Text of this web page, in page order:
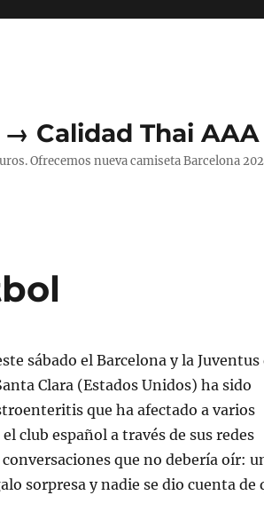
Calidad Thai
Ofrecemos nueva camiseta Barcelona
sábado el Barcelona y la Juventus
Clara (Estados Unidos) ha sido
que ha afectado a varios
club español a través de sus redes
que no debería oír:
sorpresa y nadie se dio cuenta de